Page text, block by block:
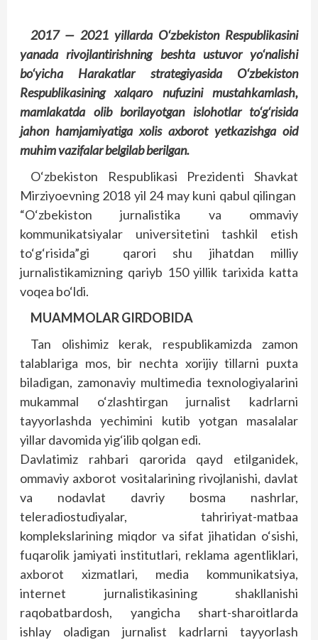
2017 — 2021 yillarda O‘zbekiston Respublikasini
yanada rivojlantirishning beshta ustuvor yo‘nalishi
bo‘yicha Harakatlar strategiyasida O‘zbekiston
Respublikasining xalqaro nufuzini mustahkamlash,
mamlakatda olib borilayotgan islohotlar to‘g‘risida
jahon hamjamiyatiga xolis axborot yetkazishga oid
muhim vazifalar belgilab berilgan.
O‘zbekiston Respublikasi Prezidenti Shavkat
Mirziyoevning 2018 yil 24 may kuni qabul qilingan
“O‘zbekiston jurnalistika va ommaviy
kommunikatsiyalar universitetini tashkil etish
to‘g‘risida”gi qarori shu jihatdan milliy
jurnalistikamizning qariyb 150 yillik tarixida katta
voqea bo‘ldi.
MUAMMOLAR GIRDOBIDA
Tan olishimiz kerak, respublikamizda zamon
talablariga mos, bir nechta xorijiy tillarni puxta
biladigan, zamonaviy multimedia texnologiyalarini
mukammal o‘zlashtirgan jurnalist kadrlarni
tayyorlashda yechimini kutib yotgan masalalar
yillar davomida yig‘ilib qolgan edi.
Davlatimiz rahbari qarorida qayd etilganidek,
ommaviy axborot vositalarining rivojlanishi, davlat
va nodavlat davriy bosma nashrlar,
teleradiostudiyalar, tahririyat-matbaa
komplekslarining miqdor va sifat jihatidan o‘sishi,
fuqarolik jamiyati institutlari, reklama agentliklari,
axborot xizmatlari, media kommunikatsiya,
internet jurnalistikasining shakllanishi
raqobatbardosh, yangicha shart-sharoitlarda
ishlay oladigan jurnalist kadrlarni tayyorlash